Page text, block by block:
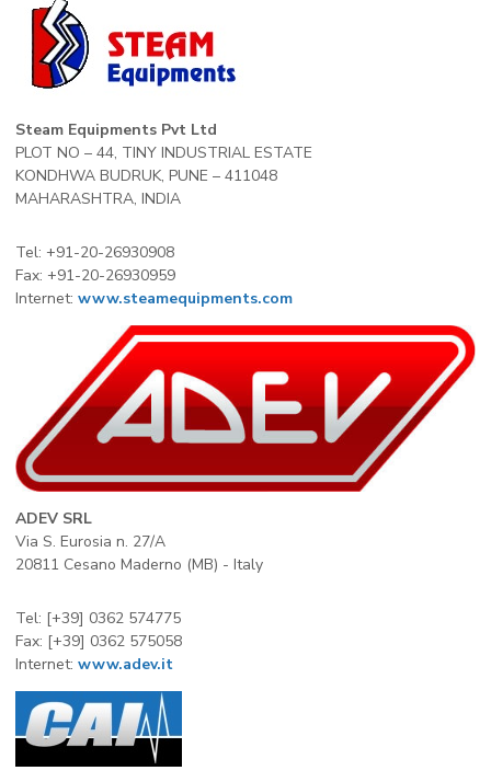
Steam Equipments Pvt Ltd
PLOT NO – 44, TINY INDUSTRIAL ESTATE
KONDHWA BUDRUK, PUNE – 411048
MAHARASHTRA, INDIA
Tel: +91-20-26930908
Fax: +91-20-26930959
Internet: www.steamequipments.com
ADEV SRL
Via S. Eurosia n. 27/A
20811 Cesano Maderno (MB) - Italy
Tel: [+39] 0362 574775
Fax: [+39] 0362 575058
Internet: www.adev.it